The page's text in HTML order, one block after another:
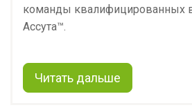
команды квалифицированных
Ассута™.
Читать дальше